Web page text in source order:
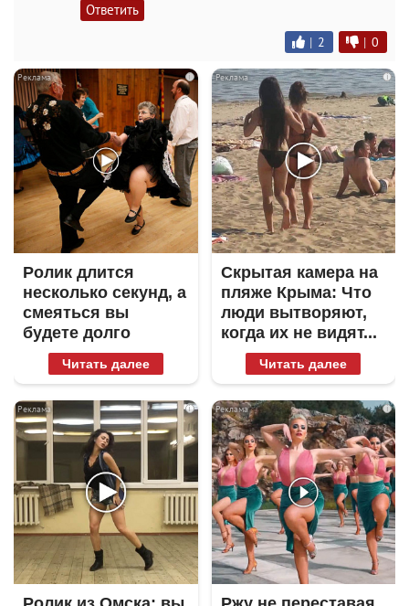
Ответить
| 2 | 0
i
Ролик длится
несколько секунд, а
смеяться вы
будете долго
Читать далее
i
Скрытая камера на
пляже Крыма: Что
люди вытворяют,
когда их не видят...
Читать далее
i i